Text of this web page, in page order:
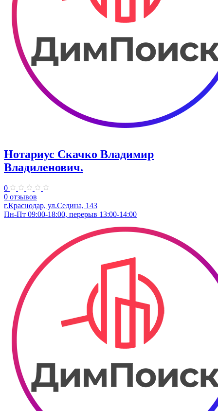
Нотариус Скачко Владимир
Владиленович.
0
0 отзывов
г.Краснодар, ул.Седина, 143
Пн-Пт 09:00-18:00, перерыв 13:00-14:00